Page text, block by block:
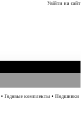
Увійти на сайт
• Годовые комплекты • Подшивки